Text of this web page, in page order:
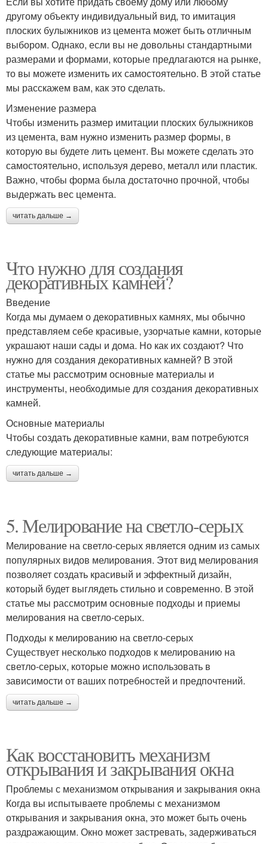
другому объекту индивидуальный вид, то имитация
плоских булыжников из цемента может быть отличным
выбором. Однако, если вы не довольны стандартными
размерами и формами, которые предлагаются на рынке,
то вы можете изменить их самостоятельно. В этой статье
мы расскажем вам, как это сделать.
Изменение размера
Чтобы изменить размер имитации плоских булыжников
из цемента, вам нужно изменить размер формы, в
которую вы будете лить цемент. Вы можете сделать это
самостоятельно, используя дерево, металл или пластик.
Важно, чтобы форма была достаточно прочной, чтобы
выдержать вес цемента.
читать дальше →
Что нужно для создания
декоративных камней?
Введение
Когда мы думаем о декоративных камнях, мы обычно
представляем себе красивые, узорчатые камни, которые
украшают наши сады и дома. Но как их создают? Что
нужно для создания декоративных камней? В этой
статье мы рассмотрим основные материалы и
инструменты, необходимые для создания декоративных
камней.
Основные материалы
Чтобы создать декоративные камни, вам потребуются
следующие материалы:
читать дальше →
5. Мелирование на светло-серых
Мелирование на светло-серых является одним из самых
популярных видов мелирования. Этот вид мелирования
позволяет создать красивый и эффектный дизайн,
который будет выглядеть стильно и современно. В этой
статье мы рассмотрим основные подходы и приемы
мелирования на светло-серых.
Подходы к мелированию на светло-серых
Существует несколько подходов к мелированию на
светло-серых, которые можно использовать в
зависимости от ваших потребностей и предпочтений.
читать дальше →
Как восстановить механизм
открывания и закрывания окна
Проблемы с механизмом открывания и закрывания окна
Когда вы испытываете проблемы с механизмом
открывания и закрывания окна, это может быть очень
раздражающим. Окно может застревать, задерживаться